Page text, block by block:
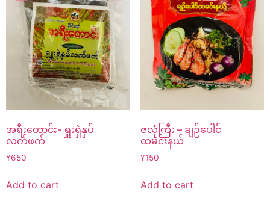
အရီးတောင်း- ရှူးရှဲနှပ်
လက်ဖက်
¥650
Add to cart
ဇလုံကြီး – ချဉ်ပေါင်
ထမင်းနယ်
¥150
Add to cart